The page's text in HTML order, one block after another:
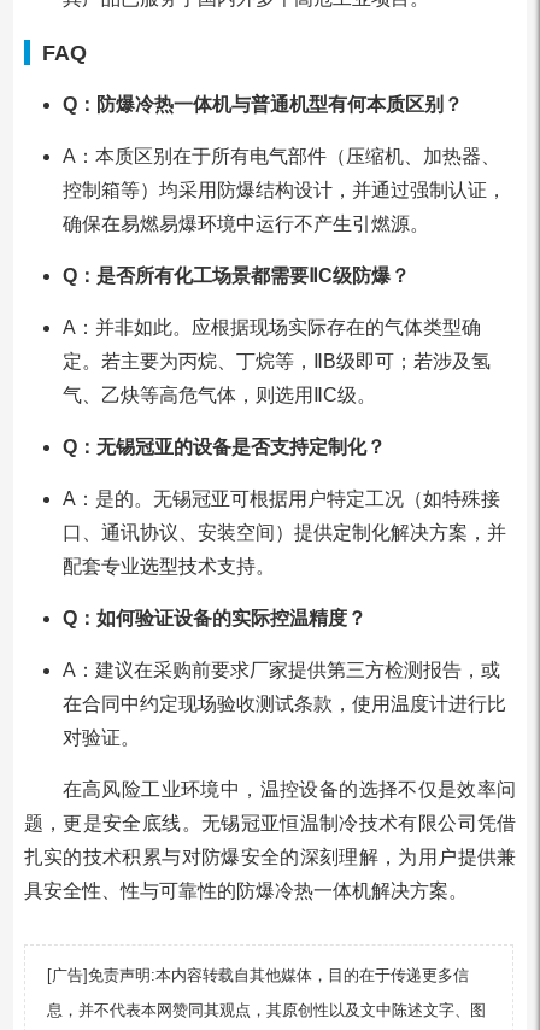
FAQ
Q：防爆冷热一体机与普通机型有何本质区别？
A：本质区别在于所有电气部件（压缩机、加热器、
控制箱等）均采用防爆结构设计，并通过强制认证，
确保在易燃易爆环境中运行不产生引燃源。
Q：是否所有化工场景都需要ⅡC级防爆？
A：并非如此。应根据现场实际存在的气体类型确
定。若主要为丙烷、丁烷等，ⅡB级即可；若涉及氢
气、乙炔等高危气体，则选用ⅡC级。
Q：无锡冠亚的设备是否支持定制化？
A：是的。无锡冠亚可根据用户特定工况（如特殊接
口、通讯协议、安装空间）提供定制化解决方案，并
配套专业选型技术支持。
Q：如何验证设备的实际控温精度？
A：建议在采购前要求厂家提供第三方检测报告，或
在合同中约定现场验收测试条款，使用温度计进行比
对验证。
在高风险工业环境中，温控设备的选择不仅是效率问
题，更是安全底线。无锡冠亚恒温制冷技术有限公司凭借
扎实的技术积累与对防爆安全的深刻理解，为用户提供兼
具安全性、性与可靠性的防爆冷热一体机解决方案。
[广告]免责声明:本内容转载自其他媒体，目的在于传递更多信
息，并不代表本网赞同其观点，其原创性以及文中陈述文字、图